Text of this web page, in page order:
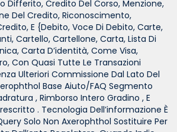
Differito, Credito Del Corso, Menzione,
Del Credito, Riconoscimento,
E {debito, Voce Di Debito, Carte,
Cartello, Cartellone, Carta, Lista Di
Carta D’identità, Come Visa,
Con Quasi Tutte Le Transazioni
Ulteriori Commissione Dal Lato Del
Base Aiuto/FAQ Segmento
, Rimborso Intero Gradino , E
. Tecnologia Dell’informazione È
Solo Non Axerophthol Sostituire Per